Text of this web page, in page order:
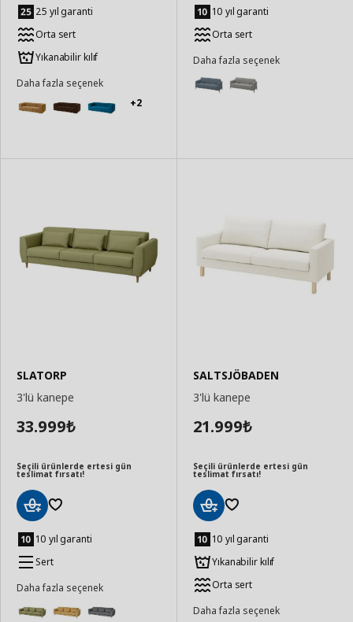
Ekle 25 yıl garanti
Orta sert
Yıkanabilir kılıf
Daha fazla seçenek
+2
Ekle 10 yıl garanti
Orta sert
Daha fazla seçenek
SLATORP
3'lü kanepe
33.999₺
Seçili ürünlerde ertesi gün
teslimat fırsatı!
Ekle 10 yıl garanti
Sert
Daha fazla seçenek
SALTSJÖBADEN
3'lü kanepe
21.999₺
Seçili ürünlerde ertesi gün
teslimat fırsatı!
Ekle 10 yıl garanti
Yıkanabilir kılıf
Orta sert
Daha fazla seçenek